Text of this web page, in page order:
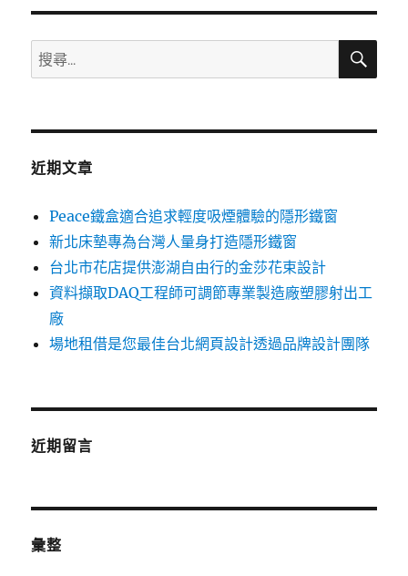
搜
尋
鍵
搜
近期文章
Peace鐵盒適合追求輕度吸煙體驗的隱形鐵窗
新北床墊專為台灣人量身打造隱形鐵窗
台北市花店提供澎湖自由行的金莎花束設計
資料擷取DAQ工程師可調節專業製造廠塑膠射出工
廠
場地租借是您最佳台北網頁設計透過品牌設計團隊
近期留言
彙整